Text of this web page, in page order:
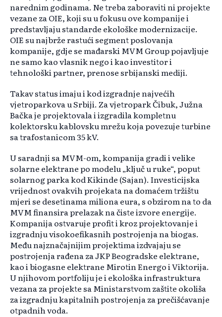
narednim godinama. Ne treba zaboraviti ni projekte
vezane za OIE, koji su u fokusu ove kompanije i
predstavljaju standarde ekološke modernizacije.
OIE su najbrže rastući segment poslovanja
kompanije, gdje se mađarski MVM Group pojavljuje
ne samo kao vlasnik nego i kao investitor i
tehnološki partner, prenose srbijanski mediji.
Takav status imaju i kod izgradnje najvećih
vjetroparkova u Srbiji. Za vjetropark Čibuk, Južna
Bačka je projektovala i izgradila kompletnu
kolektorsku kablovsku mrežu koja povezuje turbine
sa trafostanicom 35 kV.
U saradnji sa MVM-om, kompanija gradi i velike
solarne elektrane po modelu „ključ u ruke“, poput
solarnog parka kod Kikinde (Sajan). Investicijska
vrijednost ovakvih projekata na domaćem tržištu
mjeri se desetinama miliona eura, s obzirom na to da
MVM finansira prelazak na čiste izvore energije.
Kompanija ostvaruje profit i kroz projektovanje i
izgradnju visokoefikasnih postrojenja na biogas.
Među najznačajnijim projektima izdvajaju se
postrojenja rađena za JKP Beogradske elektrane,
kao i biogasne elektrane Mirotin Energo i Viktorija.
U njihovom portfoliju je i ekološka infrastruktura
vezana za projekte sa Ministarstvom zaštite okoliša
za izgradnju kapitalnih postrojenja za prečišćavanje
otpadnih voda.